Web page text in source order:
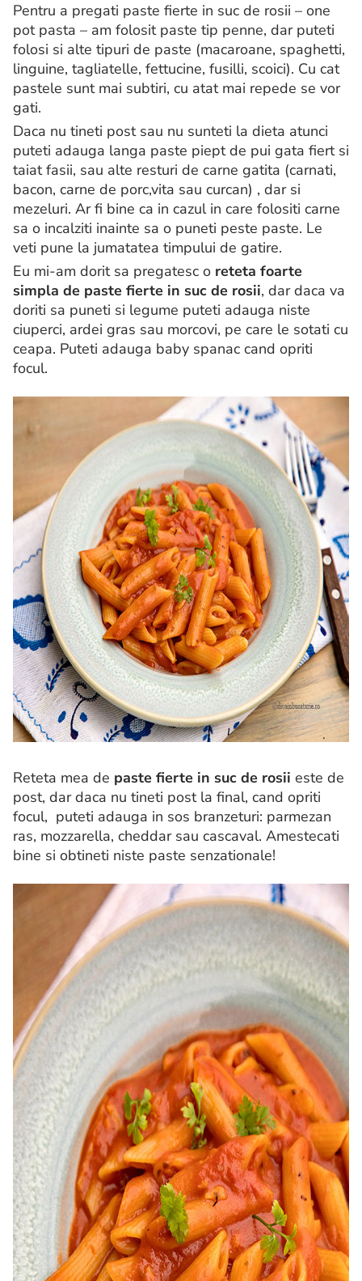
Pentru a pregati paste fierte in suc de rosii – one
pot pasta – am folosit paste tip penne, dar puteti
folosi si alte tipuri de paste (macaroane, spaghetti,
linguine, tagliatelle, fettucine, fusilli, scoici). Cu cat
pastele sunt mai subtiri, cu atat mai repede se vor
gati.
Daca nu tineti post sau nu sunteti la dieta atunci
puteti adauga langa paste piept de pui gata fiert si
taiat fasii, sau alte resturi de carne gatita (carnati,
bacon, carne de porc,vita sau curcan) , dar si
mezeluri. Ar fi bine ca in cazul in care folositi carne
sa o incalziti inainte sa o puneti peste paste. Le
veti pune la jumatatea timpului de gatire.
Eu mi-am dorit sa pregatesc o reteta foarte
simpla de paste fierte in suc de rosii, dar daca va
doriti sa puneti si legume puteti adauga niste
ciuperci, ardei gras sau morcovi, pe care le sotati cu
ceapa. Puteti adauga baby spanac cand opriti
focul.
Reteta mea de paste fierte in suc de rosii este de
post, dar daca nu tineti post la final, cand opriti
focul, puteti adauga in sos branzeturi: parmezan
ras, mozzarella, cheddar sau cascaval. Amestecati
bine si obtineti niste paste senzationale!